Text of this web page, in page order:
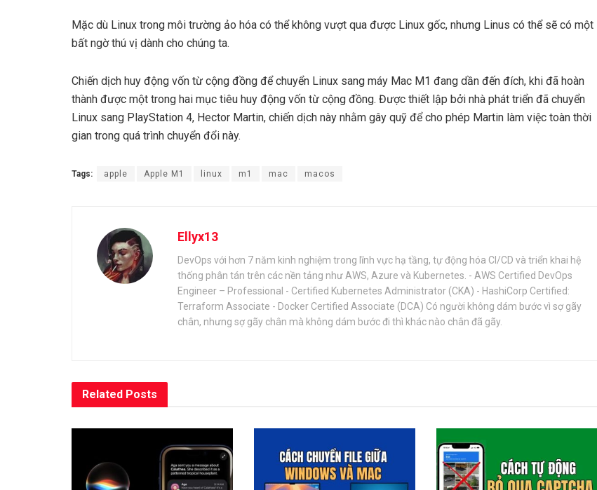
Mặc dù Linux trong môi trường ảo hóa có thể không vượt qua được Linux gốc, nhưng Linus có thể sẽ có một
bất ngờ thú vị dành cho chúng ta.
Chiến dịch huy động vốn từ cộng đồng để chuyển Linux sang máy Mac M1 đang dần đến đích, khi đã hoàn
thành được một trong hai mục tiêu huy động vốn từ cộng đồng. Được thiết lập bởi nhà phát triển đã chuyển
Linux sang PlayStation 4, Hector Martin, chiến dịch này nhằm gây quỹ để cho phép Martin làm việc toàn thời
gian trong quá trình chuyển đổi này.
Tags: apple Apple M1 linux m1 mac macos
Ellyx13
DevOps với hơn 7 năm kinh nghiệm trong lĩnh vực hạ tầng, tự động hóa CI/CD và triển khai hệ
thống phân tán trên các nền tảng như AWS, Azure và Kubernetes. - AWS Certified DevOps
Engineer – Professional - Certified Kubernetes Administrator (CKA) - HashiCorp Certified:
Terraform Associate - Docker Certified Associate (DCA) Có người không dám bước vì sợ gãy
chân, nhưng sợ gãy chân mà không dám bước đi thì khác nào chân đã gãy.
Related Posts